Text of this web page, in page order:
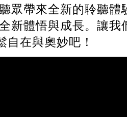
眾帶來全新的聆聽體
新體悟與成長。讓我
自在與奧妙吧！